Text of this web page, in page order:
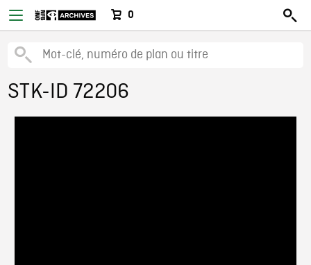
0
STK-ID 72206